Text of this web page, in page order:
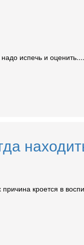
испечь и оценить....
кроется в